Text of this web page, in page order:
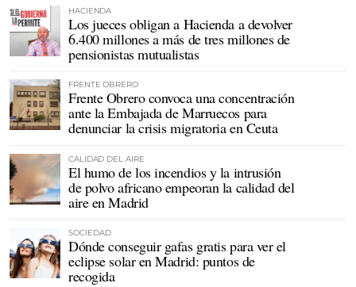
HACIENDA
Los jueces obligan a Hacienda a devolver
6.400 millones a más de tres millones de
pensionistas mutualistas
FRENTE OBRERO
Frente Obrero convoca una concentración
ante la Embajada de Marruecos para
denunciar la crisis migratoria en Ceuta
CALIDAD DEL AIRE
El humo de los incendios y la intrusión
de polvo africano empeoran la calidad del
aire en Madrid
SOCIEDAD
Dónde conseguir gafas gratis para ver el
eclipse solar en Madrid: puntos de
recogida